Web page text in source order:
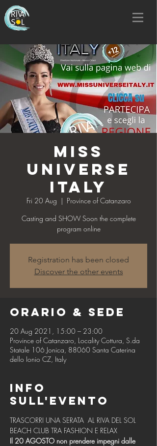
MISS
UNIVERSE
ITALY
Fri 20 Aug
  |
Province of Catanzaro
Casting and SHOW Soon the complete
program online
Registration has been closed
Discover the other events
Orario & Sede
20 Aug 2021, 15:00 – 23:00
Province of Catanzaro, Locality Cottura, S.da
Statale 106 Jonica, 88060 Santa Caterina
dello Ionio CZ, Italy
Info
sull'evento
TRASCORRI UNA SERATA  AL RIVA DEL SOL
BEACH CLUB TRA FASHION E RELAX
Il 20 AGOSTO non prendere impegni dalle